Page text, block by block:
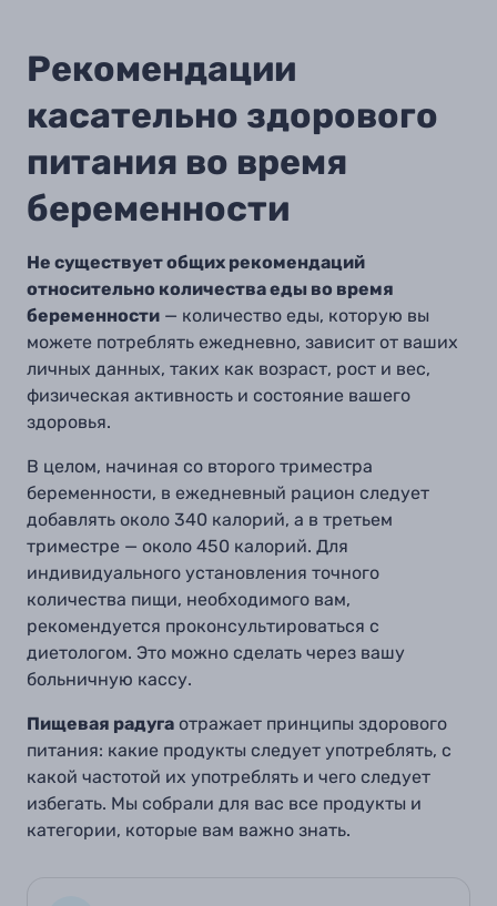
Рекомендации
касательно здорового
питания во время
беременности
Не существует общих рекомендаций
относительно количества еды во время
беременности — количество еды, которую вы
можете потреблять ежедневно, зависит от ваших
личных данных, таких как возраст, рост и вес,
физическая активность и состояние вашего
здоровья.
В целом, начиная со второго триместра
беременности, в ежедневный рацион следует
добавлять около 340 калорий, а в третьем
триместре — около 450 калорий. Для
индивидуального установления точного
количества пищи, необходимого вам,
рекомендуется проконсультироваться с
диетологом. Это можно сделать через вашу
больничную кассу.
Пищевая радуга отражает принципы здорового
питания: какие продукты следует употреблять, с
какой частотой их употреблять и чего следует
избегать. Мы собрали для вас все продукты и
категории, которые вам важно знать.